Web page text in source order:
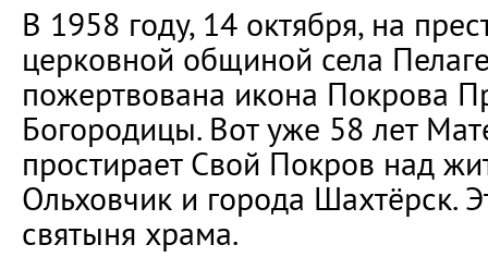
В 1958 году, 14 октября, на
церковной общиной села
пожертвована икона Покрова
Богородицы. Вот уже 58 лет
простирает Свой Покров над
Ольховчик и города Шахтёрск.
святыня храма.